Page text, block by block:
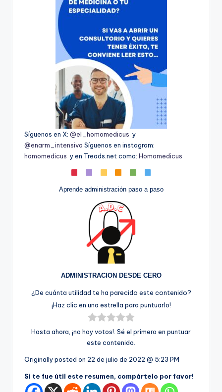
Síguenos en X: @el_homomedicus y
@enarm_intensivo Síguenos en instagram:
homomedicus y en Treads.net como: Homomedicus
Aprende administración paso a paso
ADMINISTRACION DESDE CERO
¿De cuánta utilidad te ha parecido este contenido?
¡Haz clic en una estrella para puntuarlo!
Hasta ahora, ¡no hay votos!. Sé el primero en puntuar
este contenido.
Originally posted on 22 de julio de 2022 @ 5:23 PM
Si te fue útil este resumen, compártelo por favor!